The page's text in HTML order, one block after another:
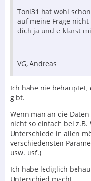
Toni31 hat wohl
auf meine Frage
dich ja und erklärst
VG, Andreas
Ich habe nie behauptet,
gibt.
Wenn man an die
nicht so einfach bei z.B.
Unterschiede in allen
verschiedensten
usw. usf.)
Ich habe lediglich
Unterschied macht.